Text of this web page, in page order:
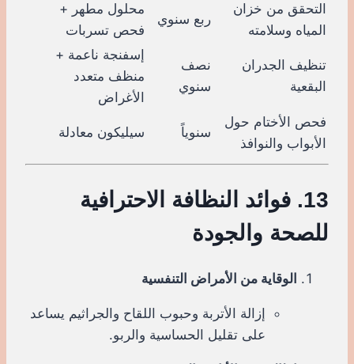
التحقق من خزان
المياه وسلامته
ربع سنوي
محلول مطهر +
فحص تسربات
تنظيف الجدران
البقعية
نصف
سنوي
إسفنجة ناعمة +
منظف متعدد
الأغراض
فحص الأختام حول
الأبواب والنوافذ
سنوياً سيليكون معادلة
13. فوائد النظافة الاحترافية
للصحة والجودة
الوقاية من الأمراض التنفسية
إزالة الأتربة وحبوب اللقاح والجراثيم يساعد
على تقليل الحساسية والربو.